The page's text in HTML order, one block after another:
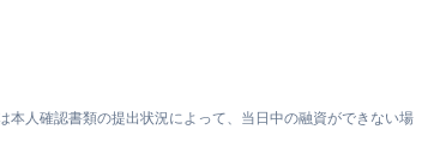
人確認書類の提出状況によって、当日中の融資ができない場